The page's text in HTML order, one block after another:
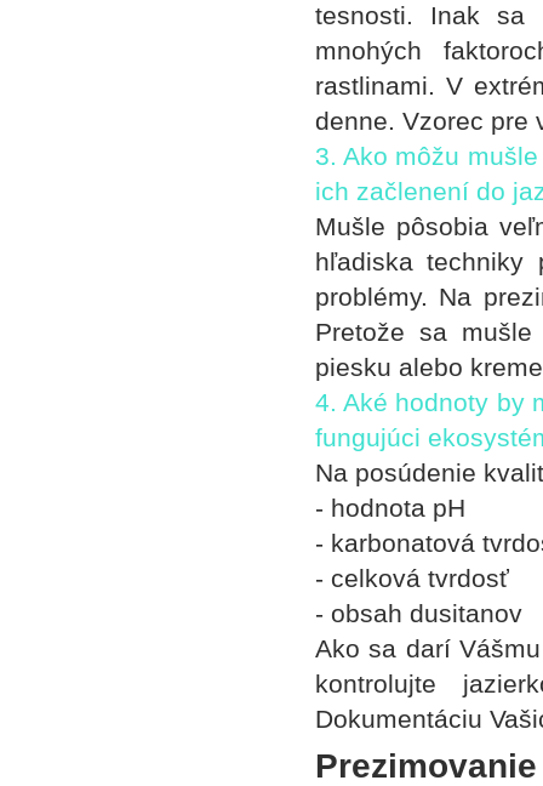
tesnosti. Inak sa
mnohých
rastlinami. V
denne. Vzorec pre
3. Ako môžu
ich začlenení do
Mušle pôsobia
hľadiska
problémy. Na
Pretože sa
piesku alebo
4. Aké hodnoty by
fungujúci
Na posúdenie
- hodnota pH
- karbonatová
- celková tvrdosť
- obsah dusitanov
Ako sa darí
kontrolujte
Dokumentáciu
Prezimovanie